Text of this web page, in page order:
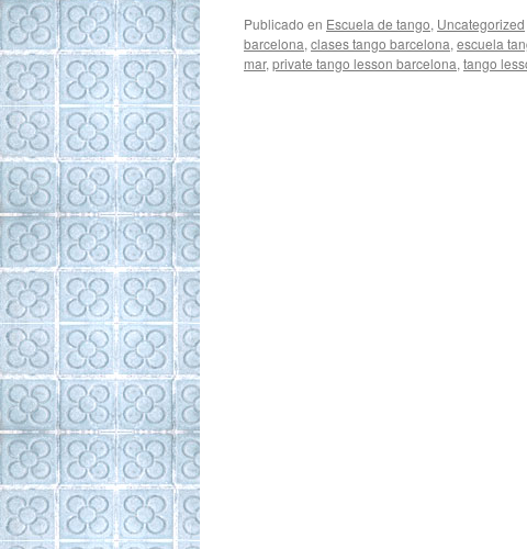
Publicado en Escuela de tango, Uncategorized
barcelona, clases tango barcelona, escuela
mar, private tango lesson barcelona, tango